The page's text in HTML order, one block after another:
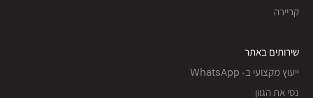
קריירה
שירותים באתר
ייעוץ מקצועי ב- WhatsApp
נסי את הגוון